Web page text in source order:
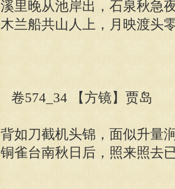
溪里晚从池岸出，石泉秋急
木兰船共山人上，月映渡头
卷574_34 【方镜】贾岛
背如刀截机头锦，面似升量
铜雀台南秋日后，照来照去